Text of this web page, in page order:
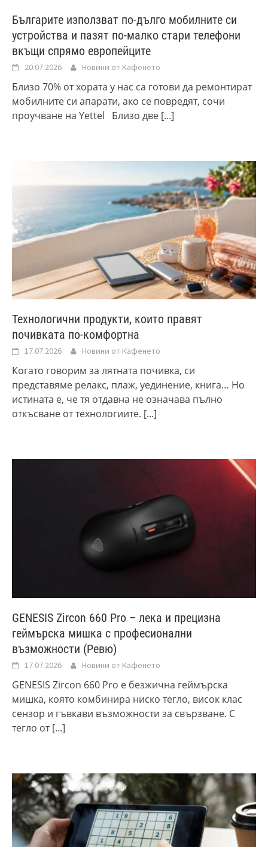
Българите използват по-дълго мобилните си
устройства и пазят по-малко стари телефони
вкъщи спрямо европейците
20.07.2026 Новини от Кафенето
Близо 70% от хората у нас са готови да ремонтират
мобилните си апарати, ако се повредят, сочи
проучване на Yettel Близо две [...]
Технологични продукти, които правят
почивката по-комфортна
17.07.2026 Новини от Кафенето
Когато говорим за лятната почивка, си
представяме релакс, плаж, уединение, книга… Но
истината е, че тя отдавна не означава пълно
откъсване от технологиите. [...]
GENESIS Zircon 660 Pro – лека и прецизна
геймърска мишка с професионални
възможности (Ревю)
17.07.2026 Новини от Кафенето
GENESIS Zircon 660 Pro е безжична геймърска
мишка, която комбинира ниско тегло, висок клас
сензор и гъвкави възможности за свързване. С
тегло от[...]